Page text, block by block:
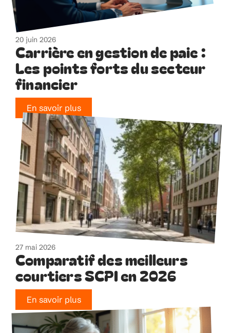
20 juin 2026
Carrière en gestion de paie :
Les points forts du secteur
financier
En savoir plus
27 mai 2026
Comparatif des meilleurs
courtiers SCPI en 2026
En savoir plus